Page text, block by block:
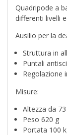
Quadripode a
differenti livelli
Ausilio per la
Struttura in
Puntali
Regolazione
Misure:
Altezza da
Peso 620 g
Portata 100